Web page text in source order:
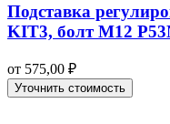
Подставка
KIT3, болт М12
от 575,00 ₽
Уточнить стоимость